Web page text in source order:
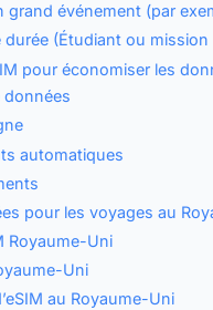
grand événement (par
durée (Étudiant ou
pour économiser les
données
automatiques
pour les voyages au
Royaume-Uni
Uni
au Royaume-Uni